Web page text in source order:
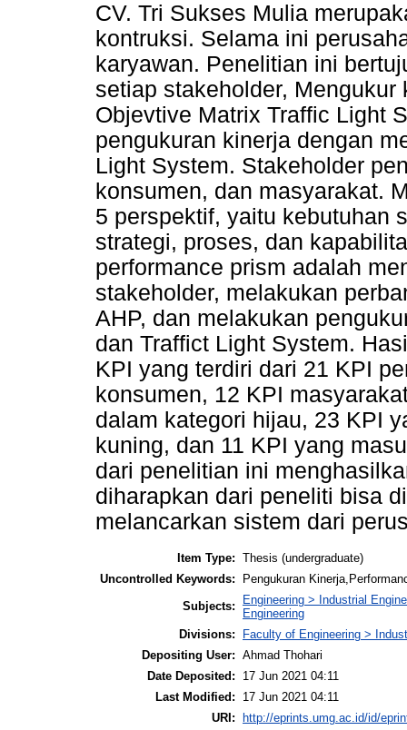
CV. Tri Sukses Mulia
kontruksi. Selama ini
karyawan. Penelitian ini
setiap stakeholder,
Objevtive Matrix Traffic Light
pengukuran kinerja dengan
Light System. Stakeholder
konsumen, dan masyarakat.
5 perspektif, yaitu kebutuhan
strategi, proses, dan
performance prism adalah
stakeholder, melakukan
AHP, dan melakukan
dan Traffict Light System.
KPI yang terdiri dari 21 KPI
konsumen, 12 KPI
dalam kategori hijau, 23 KPI
kuning, dan 11 KPI yang
dari penelitian ini
diharapkan dari peneliti bisa
melancarkan sistem dari
Item Type: Thesis (undergraduate)
Uncontrolled Keywords:
Pengukuran
Subjects:
Engineering > Industrial
Engineering
Divisions:
Faculty of Engineering >
Depositing User: Ahmad Thohari
Date Deposited:
17 Jun 2021 04:11
Last Modified:
17 Jun 2021 04:11
URI:
http://eprints.umg.ac.id/id/